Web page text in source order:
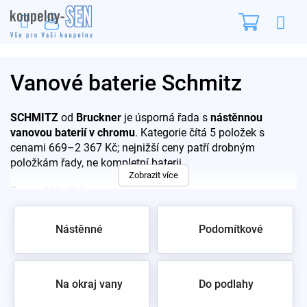
na
obsah
Vanové baterie Schmitz
SCHMITZ od Bruckner je úsporná řada s nástěnnou
vanovou baterií v chromu. Kategorie čítá 5 položek s
cenami 669–2 367 Kč; nejnižší ceny patří drobným
položkám řady, ne kompletní baterii.
model řady
kategorii
Chromovaný povrch – běžná údržba bez speciální
Zobrazit více
Nástěnné Podomítkové
Na okraj vany Do podlahy